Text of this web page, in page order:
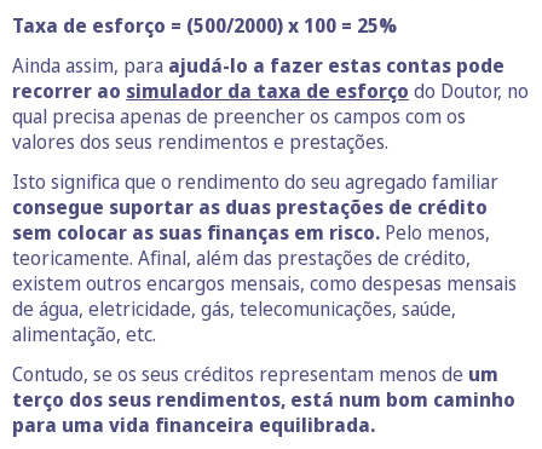
Taxa de esforço = (500/2000) x 100 = 25%
Ainda assim, para ajudá-lo a fazer estas contas pode
recorrer ao simulador da taxa de esforço do Doutor, no
qual precisa apenas de preencher os campos com os
valores dos seus rendimentos e prestações.
Isto significa que o rendimento do seu agregado familiar
consegue suportar as duas prestações de crédito
sem colocar as suas finanças em risco. Pelo menos,
teoricamente. Afinal, além das prestações de crédito,
existem outros encargos mensais, como despesas mensais
de água, eletricidade, gás, telecomunicações, saúde,
alimentação, etc.
Contudo, se os seus créditos representam menos de um
terço dos seus rendimentos, está num bom caminho
para uma vida financeira equilibrada.